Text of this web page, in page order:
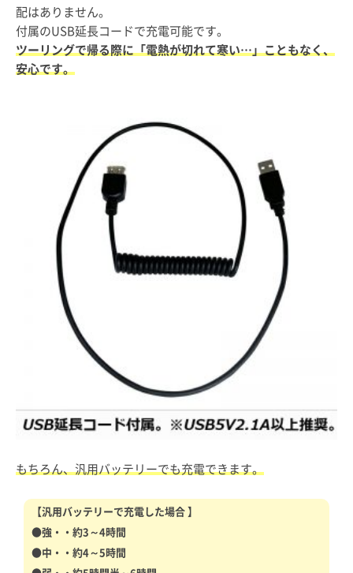
配はありません。
付属のUSB延長コードで充電可能です。
ツーリングで帰る際に「電熱が切れて寒い…」こともなく、
安心です。
もちろん、汎用バッテリーでも充電できます。
【汎用バッテリーで充電した場合 】
●強・・約3～4時間
●中・・約4～5時間